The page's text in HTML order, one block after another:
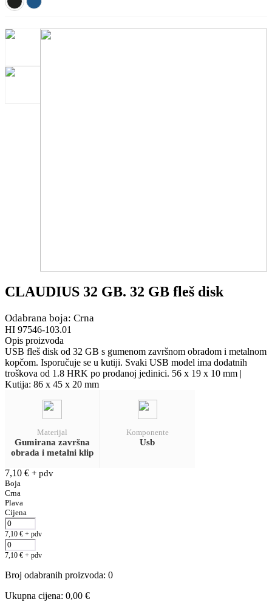
CLAUDIUS 32 GB. 32 GB fleš disk
Odabrana boja: Crna
HI 97546-103.01
Opis proizvoda
USB fleš disk od 32 GB s gumenom završnom obradom i metalnom
kopčom. Isporučuje se u kutiji. Svaki USB model ima dodatnih
troškova od 1.8 HRK po prodanoj jedinici. 56 x 19 x 10 mm |
Kutija: 86 x 45 x 20 mm
Materijal
Gumirana završna
obrada i metalni klip
Komponente
Usb
7,10 € + pdv
Boja
Crna
Plava
Cijena
7,10 € + pdv
7,10 € + pdv
Broj odabranih proizvoda: 0
Ukupna cijena: 0,00 €